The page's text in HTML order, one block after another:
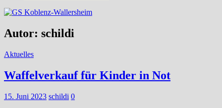
Autor: schildi
Aktuelles
Waffelverkauf für Kinder in Not
15. Juni 2023 schildi 0